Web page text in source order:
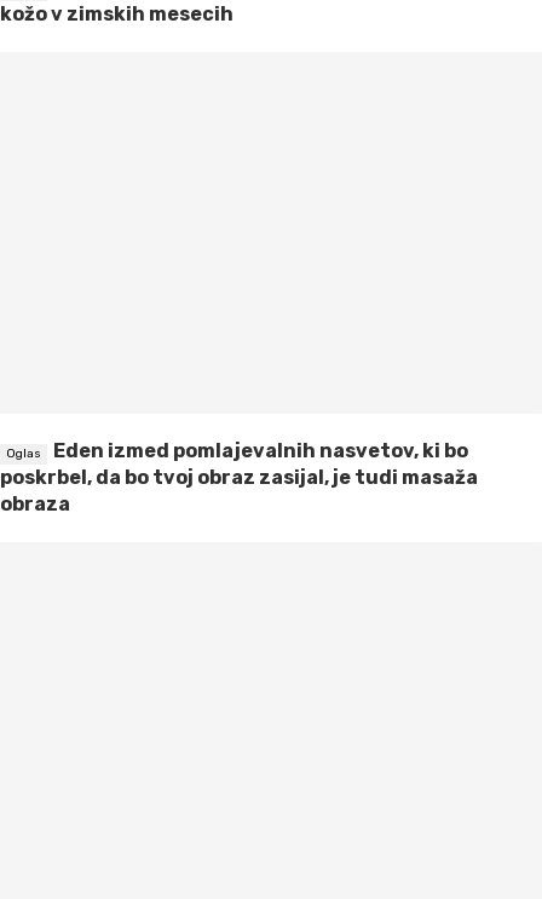
kožo v zimskih mesecih
Eden izmed pomlajevalnih nasvetov, ki bo
poskrbel, da bo tvoj obraz zasijal, je tudi masaža
obraza